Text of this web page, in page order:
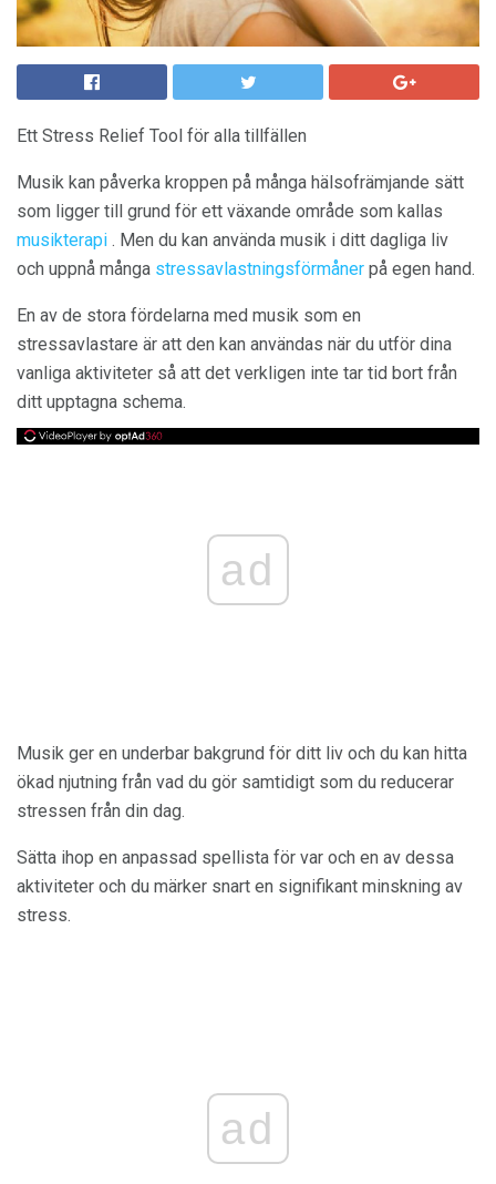
Ett Stress Relief Tool för alla tillfällen
Musik kan påverka kroppen på många hälsofrämjande sätt
som ligger till grund för ett växande område som kallas
musikterapi . Men du kan använda musik i ditt dagliga liv
och uppnå många stressavlastningsförmåner på egen hand.
En av de stora fördelarna med musik som en
stressavlastare är att den kan användas när du utför dina
vanliga aktiviteter så att det verkligen inte tar tid bort från
ditt upptagna schema.
ad
Musik ger en underbar bakgrund för ditt liv och du kan hitta
ökad njutning från vad du gör samtidigt som du reducerar
stressen från din dag.
Sätta ihop en anpassad spellista för var och en av dessa
aktiviteter och du märker snart en signifikant minskning av
stress.
ad